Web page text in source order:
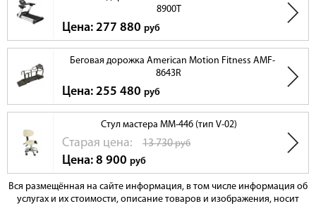
8900T
Цена: 277 880 руб
Беговая дорожка American Motion Fitness AMF-
8643R
Цена: 255 480 руб
Стул мастера ММ-446 (тип V-02)
Cтарая цена: 13 730руб
Цена: 8 900 руб
Вся размещённая на сайте информация, в том числе информация об
услугах и их стоимости, описание товаров и изображения, носит